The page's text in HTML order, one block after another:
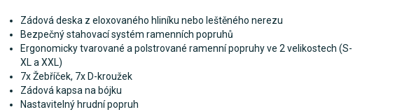
Zádová deska z eloxovaného hliníku nebo leštěného nerezu
Bezpečný stahovací systém ramenních popruhů
Ergonomicky tvarované a polstrované ramenní popruhy ve 2 velikostech (S-
XL a XXL)
7x Žebříček, 7x D-kroužek
Zádová kapsa na bójku
Nastavitelný hrudní popruh